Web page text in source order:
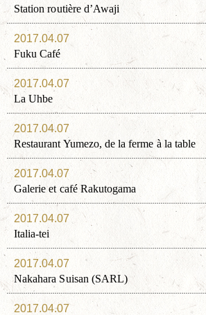
Station routière d’Awaji
2017.04.07
Fuku Café
2017.04.07
La Uhbe
2017.04.07
Restaurant Yumezo, de la ferme à la table
2017.04.07
Galerie et café Rakutogama
2017.04.07
Italia-tei
2017.04.07
Nakahara Suisan (SARL)
2017.04.07